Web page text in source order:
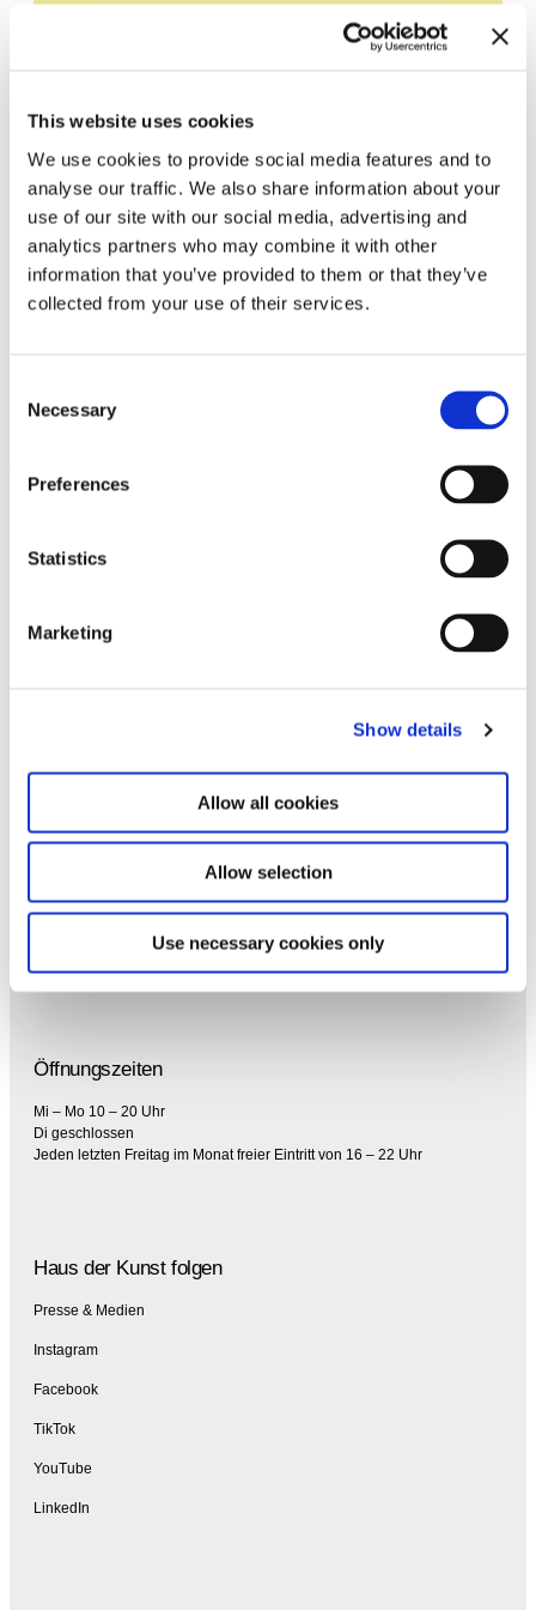
This website uses cookies
We use cookies to provide social media features and to
analyse our traffic. We also share information about your
use of our site with our social media, advertising and
analytics partners who may combine it with other
information that you’ve provided to them or that they’ve
collected from your use of their services.
Selection
Necessary
Preferences
Statistics
Marketing
Show details
Allow all cookies
Allow selection
Use necessary cookies only
Bleiben Sie auf dem Laufenden und erfahren
Sie mehr über aktuelle Veranstaltungen und
E-Mail-Adresse *
Abonnieren
Durch Ihre Anmeldung zum Newsletter stimmen
Sie der Datenschutzerklärung und der AGB zu,
Haus der Kunst
Prinzregentenstraße 1
Öffnungszeiten
Mi – Mo 10 – 20 Uhr
Di geschlossen
Jeden letzten Freitag im Monat freier Eintritt von 16 – 22 Uhr
Haus der Kunst folgen
Presse & Medien
Instagram
Facebook
TikTok
YouTube
LinkedIn